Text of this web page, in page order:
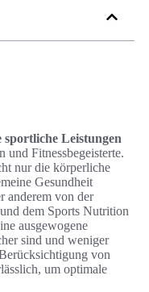
sportliche Leistungen
und Fitnessbegeisterte.
nur die körperliche
Gesundheit
anderem von der
dem Sports Nutrition
ausgewogene
sind und weniger
von
um optimale